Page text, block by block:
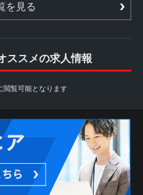
を見る
ススメの求人情報
閲覧可能となります